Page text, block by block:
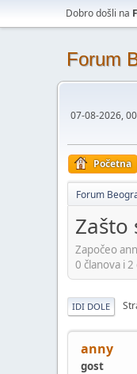
Dobro došli na
Forum
07-08-2026,
Početna
Forum
Zašto
Započeo
0 članova i
IDI DOLE
anny
gost